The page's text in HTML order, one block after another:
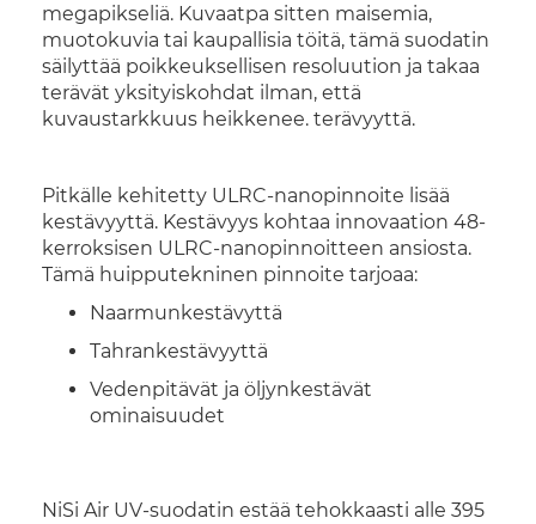
megapikseliä. Kuvaatpa sitten maisemia,
muotokuvia tai kaupallisia töitä, tämä suodatin
säilyttää poikkeuksellisen resoluution ja takaa
terävät yksityiskohdat ilman, että
kuvaustarkkuus heikkenee. terävyyttä.
Pitkälle kehitetty ULRC-nanopinnoite lisää
kestävyyttä. Kestävyys kohtaa innovaation 48-
kerroksisen ULRC-nanopinnoitteen ansiosta.
Tämä huipputekninen pinnoite tarjoaa:
Naarmunkestävyttä
Tahrankestävyyttä
Vedenpitävät ja öljynkestävät
ominaisuudet
NiSi Air UV-suodatin estää tehokkaasti alle 395